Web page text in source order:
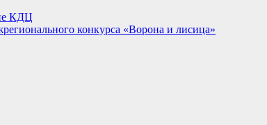
КДЦ
конкурса «Ворона и лисица»